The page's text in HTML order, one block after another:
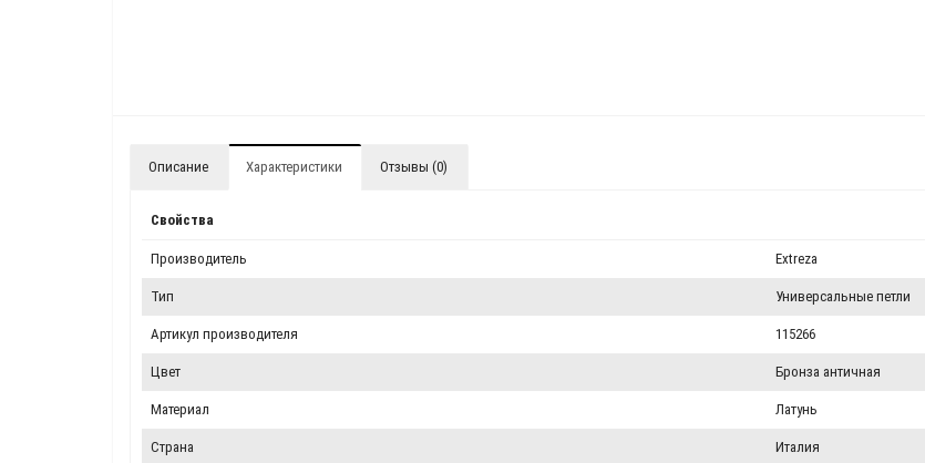
Описание Характеристики Отзывы (0)
Свойства
Производитель Extreza
Тип Универсальные петли
Артикул производителя 115266
Цвет Бронза античная
Материал Латунь
Страна Италия